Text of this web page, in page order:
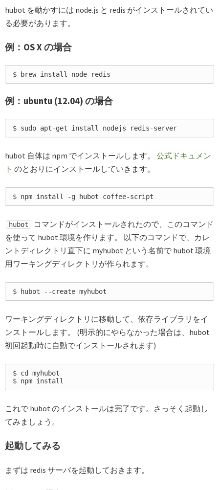
hubot を動かすには node.js と redis がインストールされてい
る必要があります。
例：OS X の場合
例：ubuntu (12.04) の場合
hubot 自体は npm でインストールします。 公式ドキュメン
ト のとおりにインストールしていきます。
hubot
コマンドがインストールされたので、このコマンド
を使って hubot 環境を作ります。 以下のコマンドで、カレ
ントディレクトリ直下に myhubot という名前で hubot 環境
用ワーキングディレクトリが作られます。
ワーキングディレクトリに移動して、依存ライブラリをイ
ンストールします。 (明示的にやらなかった場合は、hubot
初回起動時に自動でインストールされます)
$ cd myhubot
これで hubot のインストールは完了です。さっそく起動し
てみましょう。
起動してみる
まずは redis サーバを起動しておきます。